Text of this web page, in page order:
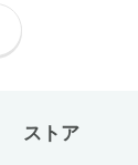
ストア